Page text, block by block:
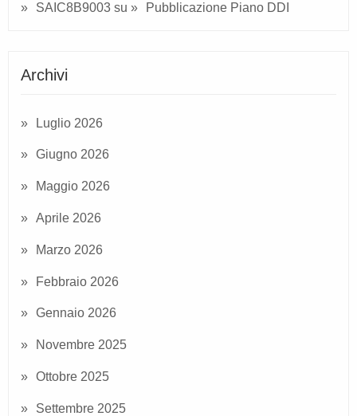
SAIC8B9003 su Pubblicazione Piano DDI
Archivi
Luglio 2026
Giugno 2026
Maggio 2026
Aprile 2026
Marzo 2026
Febbraio 2026
Gennaio 2026
Novembre 2025
Ottobre 2025
Settembre 2025